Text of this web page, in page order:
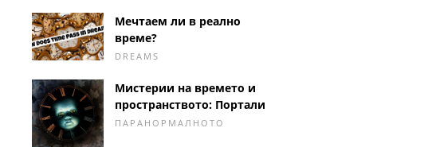
Мечтаем ли в реално
време?
DREAMS
Мистерии на времето и
пространството: Портали
ПАРАНОРМАЛНОТО